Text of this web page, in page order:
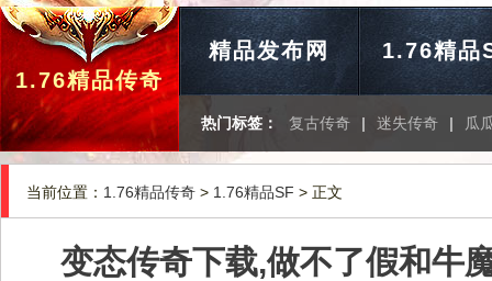
1.76精品传奇
精品发布网 1.76精品
热门标签： 复古传奇 | 迷失传奇 | 瓜
当前位置： 1.76精品传奇 > 1.76精品SF > 正文
变态传奇下载,做不了假和牛